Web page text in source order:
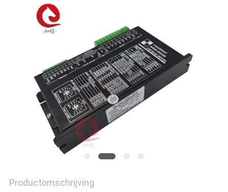
PRIVACYBELEID
Productomschrijving